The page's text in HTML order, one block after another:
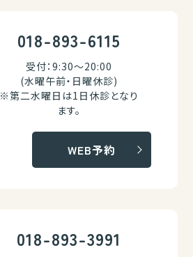
018-893-6115
受付：9:30～20:00
(水曜午前・日曜休診)
※第二水曜日は1日休診となり
ます。
WEB予約
018-893-3991